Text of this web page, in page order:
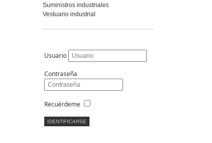
Suministros industriales
Vestuario industrial
Usuario
Contraseña
Recuérdeme